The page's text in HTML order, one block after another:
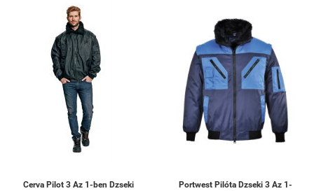
Cerva Pilot 3 Az 1-ben Dzseki
Portwest Pilóta Dzseki 3 Az 1-